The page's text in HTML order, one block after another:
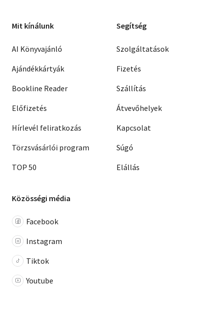
Mit kínálunk
AI Könyvajánló
Ajándékkártyák
Bookline Reader
Előfizetés
Hírlevél feliratkozás
Törzsvásárlói program
TOP 50
Segítség
Szolgáltatások
Fizetés
Szállítás
Átvevőhelyek
Kapcsolat
Súgó
Elállás
Közösségi média
Facebook
Instagram
Tiktok
Youtube